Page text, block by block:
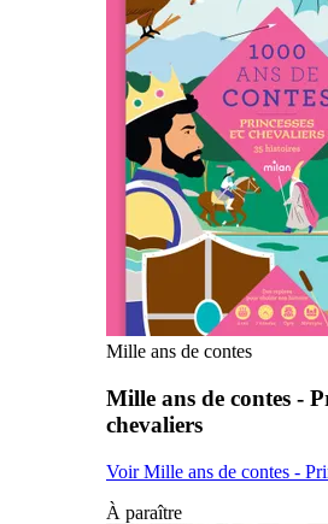
Mille ans de contes
Mille ans de contes -
chevaliers
Voir Mille ans de contes -
À paraître